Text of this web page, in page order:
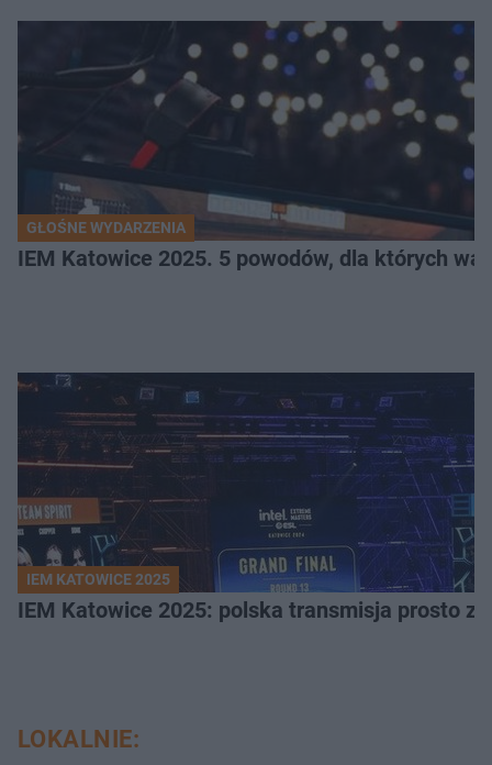
GŁOŚNE WYDARZENIA
IEM Katowice 2025. 5 powodów, dla których
IEM KATOWICE 2025
IEM Katowice 2025: polska transmisja prosto
LOKALNIE: